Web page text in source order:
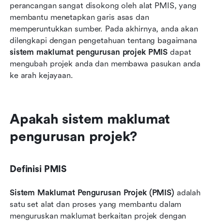
perancangan sangat disokong oleh alat PMIS, yang
membantu menetapkan garis asas dan
memperuntukkan sumber. Pada akhirnya, anda akan
sistem maklumat pengurusan projek PMIS dapat
mengubah projek anda dan membawa pasukan anda
ke arah kejayaan.
Apakah sistem maklumat
pengurusan projek?
Definisi PMIS
Sistem Maklumat Pengurusan Projek (PMIS) adalah
satu set alat dan proses yang membantu dalam
menguruskan maklumat berkaitan projek dengan